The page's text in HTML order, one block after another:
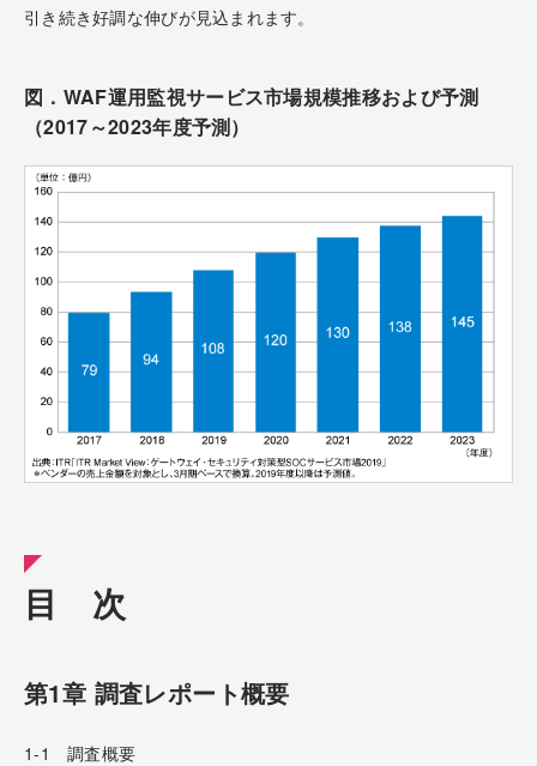
引き続き好調な伸びが見込まれます。
図．WAF運用監視サービス市場規模推移および予測
（2017～2023年度予測）
目 次
第1章 調査レポート概要
1-1 調査概要